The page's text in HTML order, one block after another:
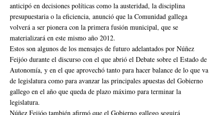
anticipó en decisiones políticas como la austeridad, la disciplina
presupuestaria o la eficiencia, anunció que la Comunidad gallega
volverá a ser pionera con la primera fusión municipal, que se
materializará en este mismo año 2012.
Estos son algunos de los mensajes de futuro adelantados por Núñez
Feijóo durante el discurso con el que abrió el Debate sobre el Estado de
Autonomía, y en el que aprovechó tanto para hacer balance de lo que va
de legislatura como para avanzar las principales apuestas del Gobierno
gallego en el año que queda de plazo máximo para terminar la
legislatura.
Núñez Feijóo también afirmó que el Gobierno gallego seguirá